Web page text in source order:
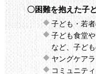
〇困難を抱えた子
子ども・若
子ども食堂
など、子ど
ヤングケア
コミュニテ